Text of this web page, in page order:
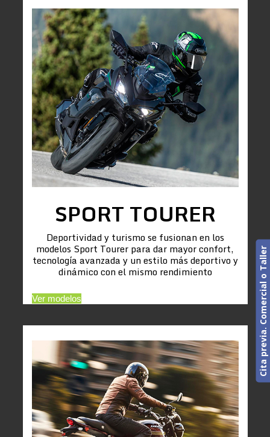
SPORT TOURER
Deportividad y turismo se fusionan en los
modelos Sport Tourer para dar mayor confort,
tecnología avanzada y un estilo más deportivo y
dinámico con el mismo rendimiento
Ver modelos Cita previa. Comercial o Taller